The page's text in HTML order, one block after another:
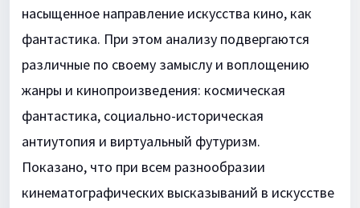
насыщенное направление искусства кино, как
фантастика. При этом анализу подвергаются
различные по своему замыслу и воплощению
жанры и кинопроизведения: космическая
фантастика, социально-историческая
антиутопия и виртуальный футуризм.
Показано, что при всем разнообразии
кинематографических высказываний в искусстве